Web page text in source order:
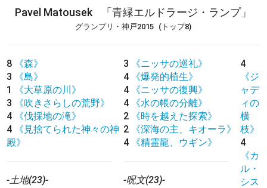
Pavel Matousek 「青緑エルドラージ・ランプ」
グランプリ・神戸2015 (トップ8)
8
《森》
3
《島》
1
《大草原の川》
3
《吹きさらしの荒野》
4
《伐採地の滝》
4
《見捨てられた神々の神
殿》
-土地(23)-
3
《ニッサの巡礼》
4
《爆発的植生》
4
《ニッサの復興》
4
《水の帳の分離》
2
《時を越えた探索》
2
《深海の主、キオーラ》
4
《精霊龍、ウギン》
-呪文(23)-
4
《ジ
ャデ
ィの
横
枝》
4
《カ
ル・
シス